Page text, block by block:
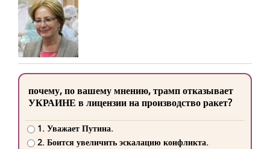
почему, по вашему мнению, трамп отказывает
УКРАИНЕ в лицензии на производство ракет?
1. Уважает Путина.
2. Боится увеличить эскалацию конфликта.